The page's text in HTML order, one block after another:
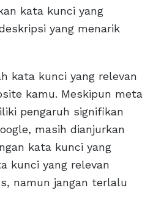
kata kunci yang
yang menarik
kata kunci yang relevan
kamu. Meskipun meta
pengaruh signifikan
masih dianjurkan
kata kunci yang
kunci yang relevan
namun jangan terlalu